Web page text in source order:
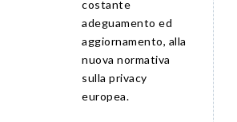
costante
adeguamento ed
aggiornamento, alla
nuova normativa
sulla privacy
europea.